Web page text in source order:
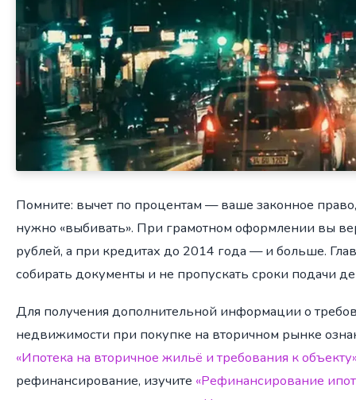
Помните: вычет по процентам — ваше законное
нужно «выбивать». При грамотном оформлении вы
рублей, а при кредитах до 2014 года — и больше.
собирать документы и не пропускать сроки подачи
Для получения дополнительной информации о
недвижимости при покупке на вторичном рынке
«Ипотека на вторичное жильё и требования к
рефинансирование, изучите «Рефинансирование